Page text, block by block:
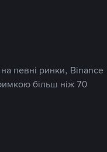
певні ринки, Binance
більш ніж 70